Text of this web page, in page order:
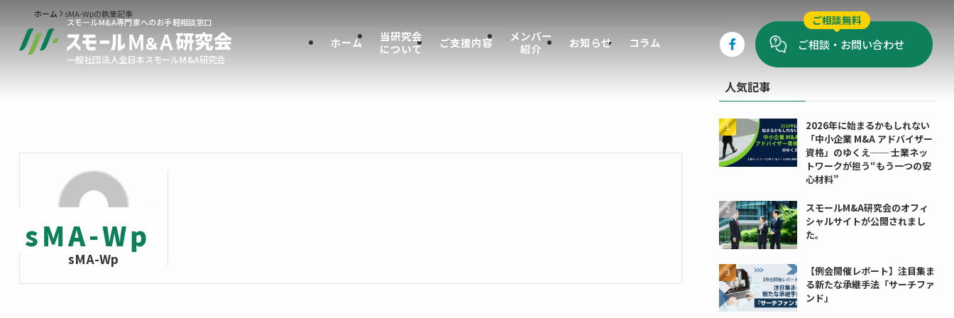
スモールM&A専門家へのお手軽相談窓口
一般社団法人全日本スモールM&A研究会
ホーム
当研究会
について
ご支援内容
メンバー
紹介
お知らせ コラム
ご相談無料
ご相談・お問い合わせ
ホーム sMA-Wpの執筆記事
sMA-Wp
sMA-Wp
人気記事
2026年に始まるかもしれない
「中小企業 M&A アドバイザー
資格」のゆくえ── 士業ネッ
トワークが担う“もう一つの安
心材料”
スモールM&A研究会のオフィ
シャルサイトが公開されまし
た。
【例会開催レポート】注目集ま
る新たな承継手法「サーチファ
ンド」